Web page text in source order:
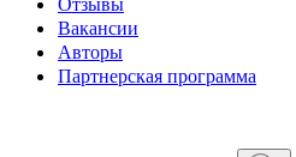
Вакансии
Авторы
Партнерская программа